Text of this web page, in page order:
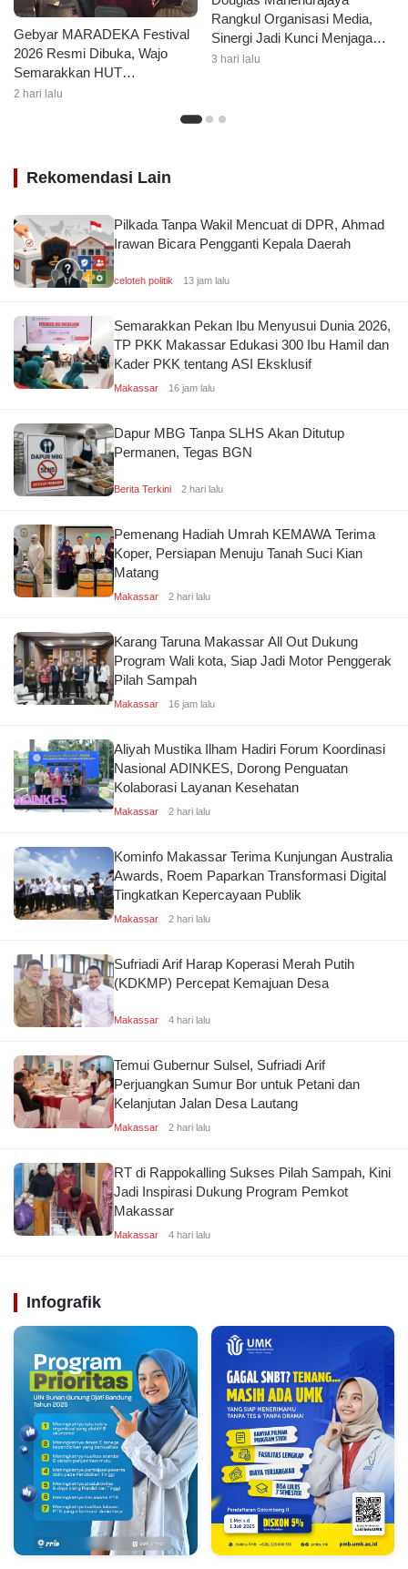
Gebyar MARADEKA Festival
2026 Resmi Dibuka, Wajo
Semarakkan HUT
Kemerdekaan dengan Ragam
2 hari lalu
Rangkul Organisasi Media,
Sinergi Jadi Kunci Menjaga
Kondusivitas Wajo
3 hari lalu
Rekomendasi Lain
Pilkada Tanpa Wakil Mencuat di DPR, Ahmad
Irawan Bicara Pengganti Kepala Daerah
celoteh politik 13 jam lalu
Semarakkan Pekan Ibu Menyusui Dunia 2026,
TP PKK Makassar Edukasi 300 Ibu Hamil dan
Kader PKK tentang ASI Eksklusif
Makassar 16 jam lalu
Dapur MBG Tanpa SLHS Akan Ditutup
Permanen, Tegas BGN
Berita Terkini 2 hari lalu
Pemenang Hadiah Umrah KEMAWA Terima
Koper, Persiapan Menuju Tanah Suci Kian
Matang
Makassar 2 hari lalu
Karang Taruna Makassar All Out Dukung
Program Wali kota, Siap Jadi Motor Penggerak
Pilah Sampah
Makassar 16 jam lalu
Aliyah Mustika Ilham Hadiri Forum Koordinasi
Nasional ADINKES, Dorong Penguatan
Kolaborasi Layanan Kesehatan
Makassar 2 hari lalu
Kominfo Makassar Terima Kunjungan Australia
Awards, Roem Paparkan Transformasi Digital
Tingkatkan Kepercayaan Publik
Makassar 2 hari lalu
Sufriadi Arif Harap Koperasi Merah Putih
(KDKMP) Percepat Kemajuan Desa
Makassar 4 hari lalu
Temui Gubernur Sulsel, Sufriadi Arif
Perjuangkan Sumur Bor untuk Petani dan
Kelanjutan Jalan Desa Lautang
Makassar 2 hari lalu
RT di Rappokalling Sukses Pilah Sampah, Kini
Jadi Inspirasi Dukung Program Pemkot
Makassar
Makassar 4 hari lalu
Infografik